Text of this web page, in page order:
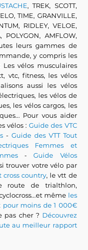
, TREK, SCOTT,
TIME, GRANVILLE,
RIDLEY, VELOE,
POLYGON, AMFLOW,
leurs gammes de
y compris les
vélos musculaires
vtc, fitness, les vélos
aussi les vélos
les vélos de
les vélos cargos, les
Pour vous aider
vélos :Guide des VTC
- Guide des VTT Tout
Femmes et
-Guide Vélos
trouver votre vélo par
cross country, le vtt de
de trialthlon,
même les
moins de 1 000€
pas cher ? Découvrez
au meilleur rapport